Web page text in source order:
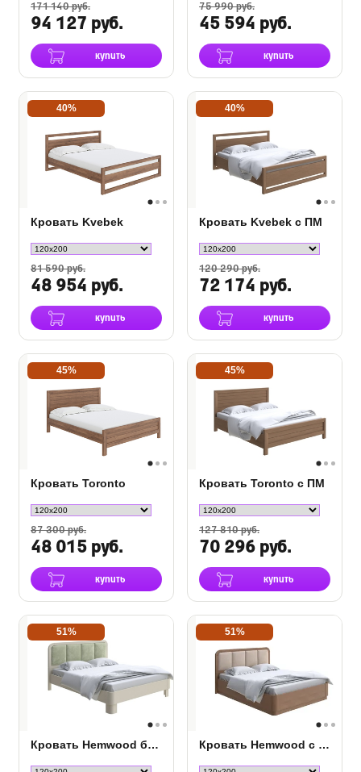
171 140 руб.
94 127 руб.
купить
75 990 руб.
45 594 руб.
купить
40%
Кровать Kvebek
81 590 руб.
48 954 руб.
купить
40%
Кровать Kvebek с ПМ
120 290 руб.
72 174 руб.
купить
45%
Кровать Toronto
87 300 руб.
48 015 руб.
купить
45%
Кровать Toronto с ПМ
127 810 руб.
70 296 руб.
купить
51%
Кровать Hemwood береза
51%
Кровать Hemwood с ПМ сосна